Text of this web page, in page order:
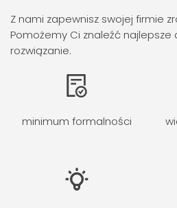
Z nami zapewnisz swojej firmie
Pomożemy Ci znaleźć najlepsze
rozwiązanie.
minimum formalności